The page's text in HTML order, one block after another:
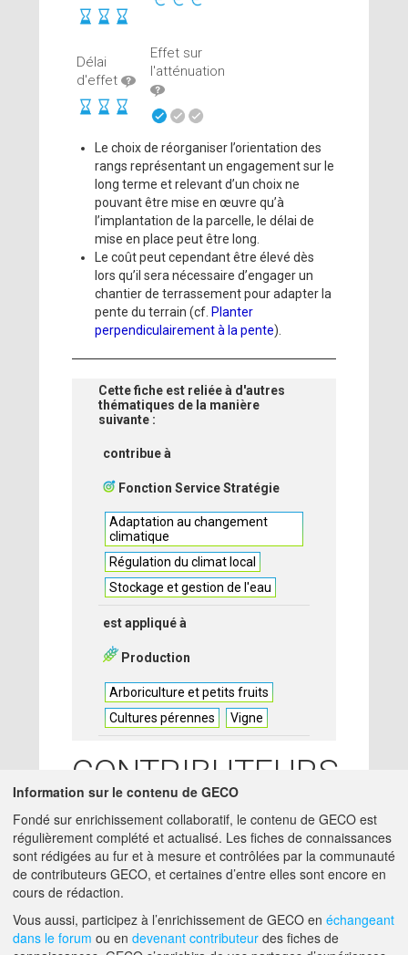
Délai
d'effet
Effet sur
l'atténuation
Le choix de réorganiser l’orientation des
rangs représentant un engagement sur le
long terme et relevant d’un choix ne
pouvant être mise en œuvre qu’à
l’implantation de la parcelle, le délai de
mise en place peut être long.
Le coût peut cependant être élevé dès
lors qu’il sera nécessaire d’engager un
chantier de terrassement pour adapter la
pente du terrain (cf. Planter
perpendiculairement à la pente).
Cette fiche est reliée à d'autres
thématiques de la manière
suivante :
contribue à
Fonction Service Stratégie
Adaptation au changement
climatique
Régulation du climat local
Stockage et gestion de l'eau
est appliqué à
Production
Arboriculture et petits fruits
Cultures pérennes
Vigne
CONTRIBUTEURS
31/01/2024 ELSA GALIANO-
ACTA - PANTIN (93500)
charge-mission -
ELSA.GALIANO@ACTA.ASSO.FR
A PROPOS DE GECO AIDE
Information sur le contenu de GECO
Fondé sur enrichissement collaboratif, le contenu de GECO est
régulièrement complété et actualisé. Les fiches de connaissances
sont rédigées au fur et à mesure et contrôlées par la communauté
de contributeurs GECO, et certaines d’entre elles sont encore en
cours de rédaction.
Vous aussi, participez à l’enrichissement de GECO en échangeant
dans le forum ou en devenant contributeur des fiches de